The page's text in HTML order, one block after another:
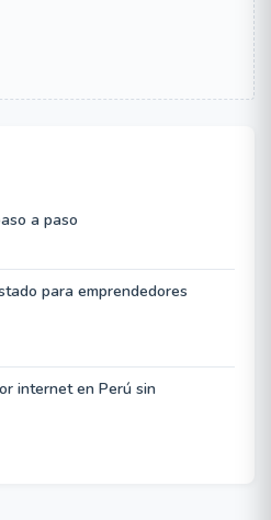
a paso
para emprendedores
internet en Perú sin